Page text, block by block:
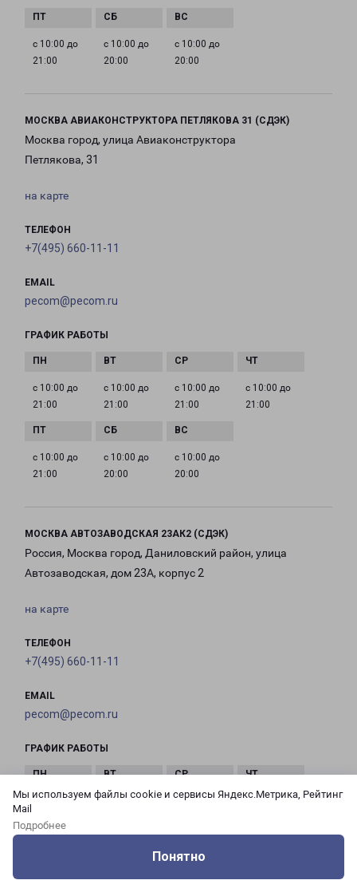
Мы используем файлы cookie и сервисы Яндекс.Метрика, Рейтинг
Mail
Подробнее
Понятно
с 10:00 до
21:00
с 10:00 до
20:00
с 10:00 до
20:00
МОСКВА АВИАКОНСТРУКТОРА ПЕТЛЯКОВА 31 (СДЭК)
Москва город, улица Авиаконструктора
Петлякова, 31
на карте
ТЕЛЕФОН
+7(495) 660-11-11
EMAIL
pecom@pecom.ru
ГРАФИК РАБОТЫ
с 10:00 до
21:00
с 10:00 до
21:00
с 10:00 до
21:00
с 10:00 до
21:00
с 10:00 до
21:00
с 10:00 до
20:00
с 10:00 до
20:00
МОСКВА АВТОЗАВОДСКАЯ 23АК2 (СДЭК)
Россия, Москва город, Даниловский район, улица
Автозаводская, дом 23А, корпус 2
на карте
ТЕЛЕФОН
+7(495) 660-11-11
EMAIL
pecom@pecom.ru
ГРАФИК РАБОТЫ
с 10:00 до
с 10:00 до
с 10:00 до
с 10:00 до